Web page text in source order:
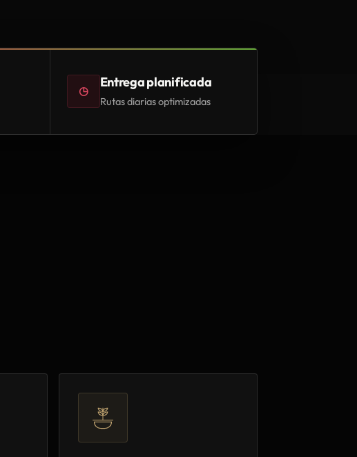
◷
Entrega planificada
Rutas diarias optimizadas